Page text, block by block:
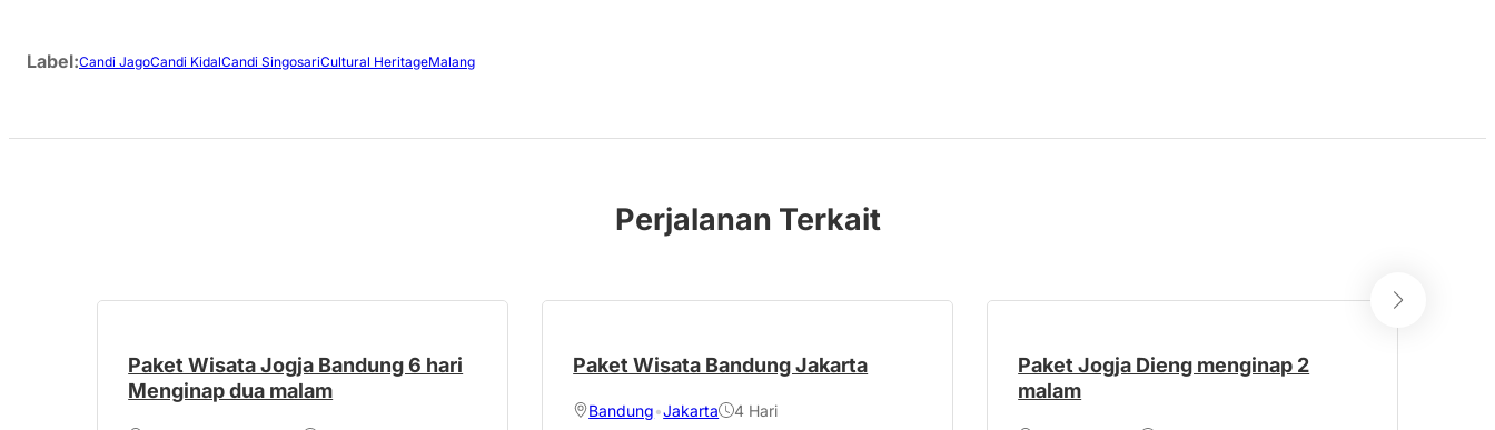
Label:Candi JagoCandi KidalCandi SingosariCultural HeritageMalang
Perjalanan Terkait
Paket Wisata Jogja Bandung 6 hari
Menginap dua malam
Paket Wisata Bandung Jakarta
Bandung•Jakarta 4 Hari
Paket Jogja Dieng menginap 2
malam